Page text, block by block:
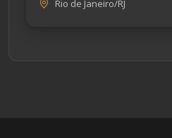
Rio de Janeiro/RJ